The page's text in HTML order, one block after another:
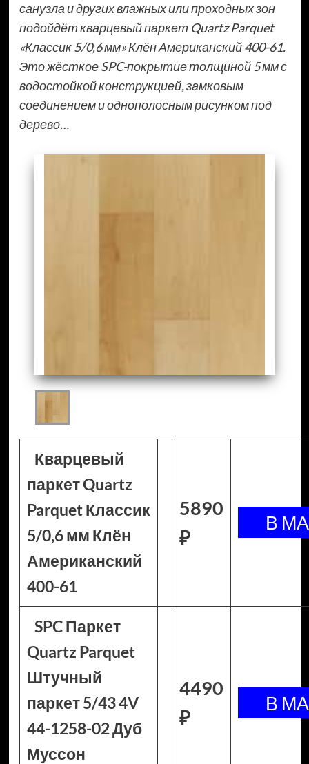
санузла и других влажных или проходных зон
подойдёт кварцевый паркет Quartz Parquet
«Классик 5/0,6 мм» Клён Американский 400-61.
Это жёсткое SPC-покрытие толщиной 5 мм с
водостойкой конструкцией, замковым
соединением и однополосным рисунком под
дерево…
Кварцевый
паркет Quartz
Parquet Классик
5/0,6 мм Клён
Американский
400-61
5890
₽
SPC Паркет
Quartz Parquet
Штучный
паркет 5/43 4V
44-1258-02 Дуб
Муссон
4490
₽